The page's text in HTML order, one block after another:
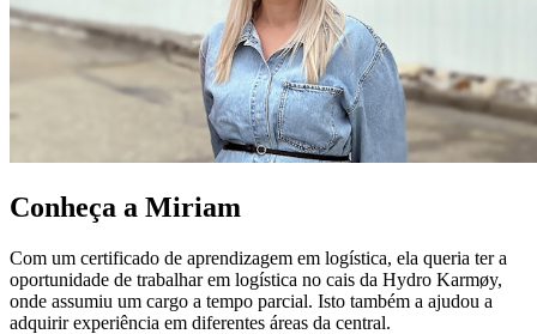
Conheça a Miriam
Com um certificado de aprendizagem em logística, ela queria ter a
oportunidade de trabalhar em logística no cais da Hydro Karmøy,
onde assumiu um cargo a tempo parcial. Isto também a ajudou a
adquirir experiência em diferentes áreas da central.